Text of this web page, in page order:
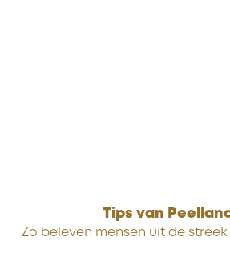
Tips van
Zo beleven mensen uit de